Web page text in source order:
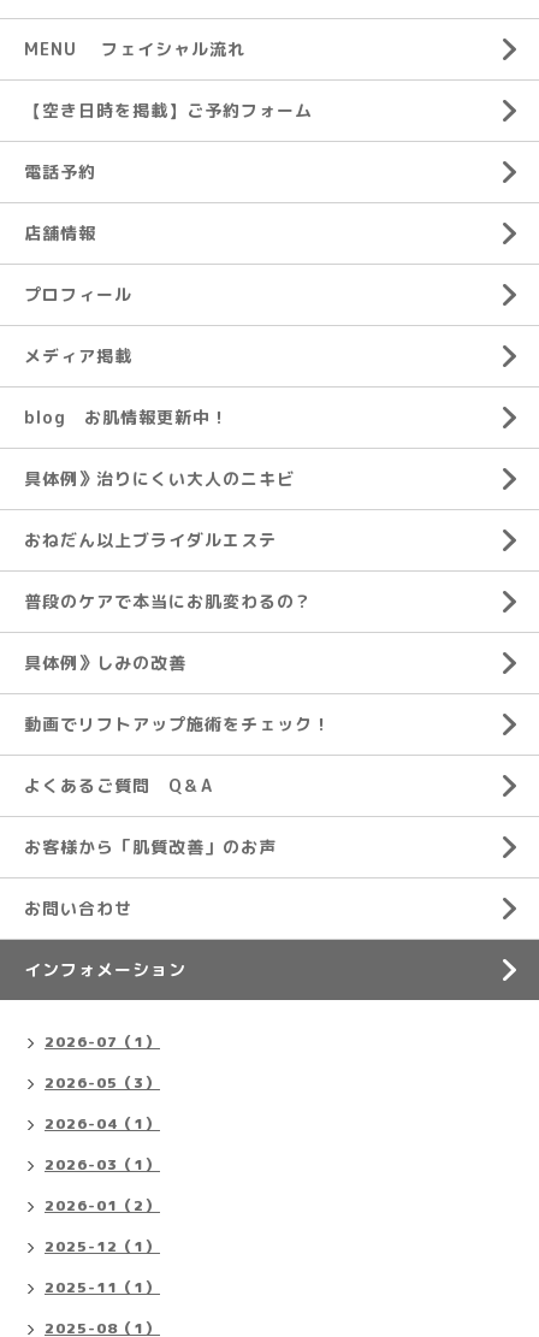
MENU フェイシャル流れ
【空き日時を掲載】ご予約フォーム
電話予約
店舗情報
プロフィール
メディア掲載
blog お肌情報更新中！
具体例》治りにくい大人のニキビ
おねだん以上ブライダルエステ
普段のケアで本当にお肌変わるの？
具体例》しみの改善
動画でリフトアップ施術をチェック！
よくあるご質問 Q＆A
お客様から「肌質改善」のお声
お問い合わせ
インフォメーション
2026-07（1）
2026-05（3）
2026-04（1）
2026-03（1）
2026-01（2）
2025-12（1）
2025-11（1）
2025-08（1）